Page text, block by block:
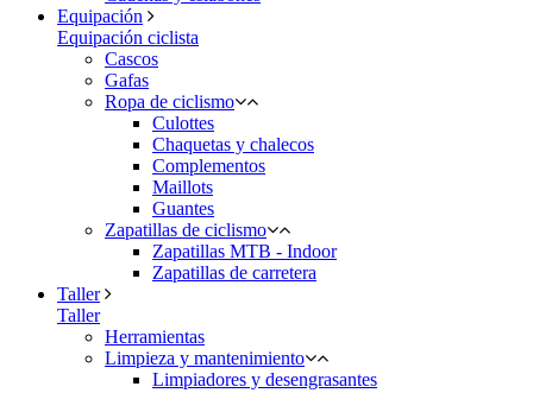
Equipación
Equipación ciclista
Cascos
Gafas
Ropa de ciclismo
Culottes
Chaquetas y chalecos
Complementos
Maillots
Guantes
Zapatillas de ciclismo
Zapatillas MTB - Indoor
Zapatillas de carretera
Taller
Taller
Herramientas
Limpieza y mantenimiento
Limpiadores y desengrasantes